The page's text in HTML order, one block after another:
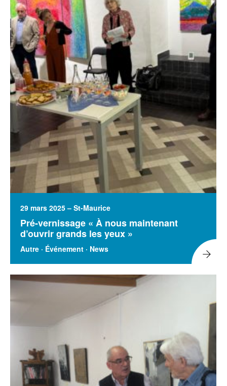
29 mars 2025 – St-Maurice
Pré-vernissage « À nous maintenant
d’ouvrir grands les yeux »
Autre · Événement · News